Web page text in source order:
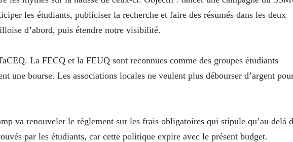
les étudiants, publiciser la recherche et faire des résumés dans les deux
d’abord, puis étendre notre visibilité.
La FECQ et la FEUQ sont reconnues comme des groupes étudiants
une bourse. Les associations locales ne veulent plus débourser d’argent
va renouveler le règlement sur les frais obligatoires qui stipule qu’au delà
par les étudiants, car cette politique expire avec le présent budget.